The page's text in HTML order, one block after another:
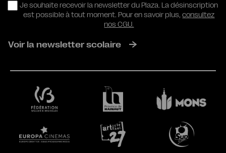
RGPD
Je souhaite recevoir la newsletter du Plaza. La désinscription
est possible à tout moment. Pour en savoir plus,consultez
nos CGU.
Voir la newsletter scolaire